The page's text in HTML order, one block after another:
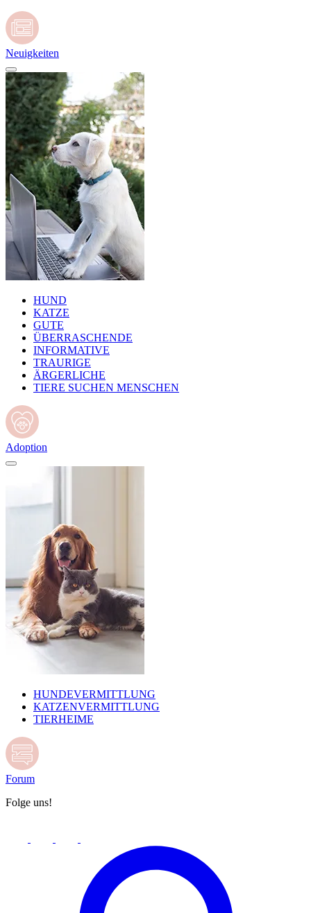
Neuigkeiten
HUND
KATZE
GUTE
ÜBERRASCHENDE
INFORMATIVE
TRAURIGE
ÄRGERLICHE
TIERE SUCHEN MENSCHEN
Adoption
HUNDEVERMITTLUNG
KATZENVERMITTLUNG
TIERHEIME
Forum
Folge uns!